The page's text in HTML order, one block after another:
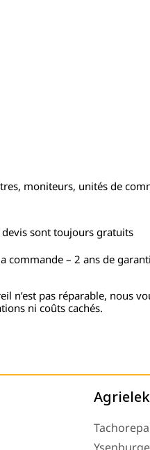
moniteurs, unités de
sont toujours gratuits
commande – 2 ans de
n’est pas réparable, nous
ni coûts cachés.